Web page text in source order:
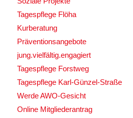
Tagespflege Flöha
Kurberatung
Präventionsangebote
jung.vielfältig.engagiert
Tagespflege Forstweg
Tagespflege Karl-Günzel-Straße
Werde AWO-Gesicht
Online Mitgliederantrag